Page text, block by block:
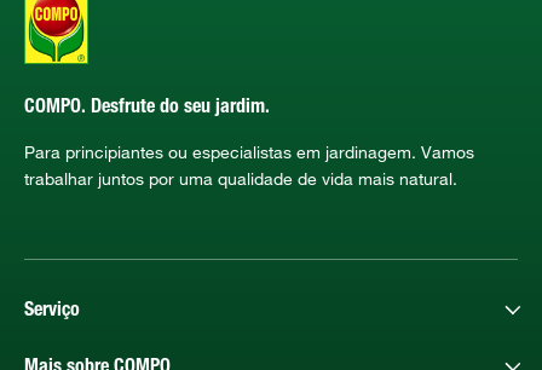
COMPO. Desfrute do seu jardim.
Para principiantes ou especialistas em jardinagem. Vamos
trabalhar juntos por uma qualidade de vida mais natural.
Serviço